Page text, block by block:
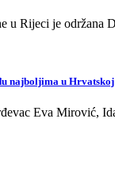
u Rijeci je
najboljima u Hrvatskoj
Eva Mirović,